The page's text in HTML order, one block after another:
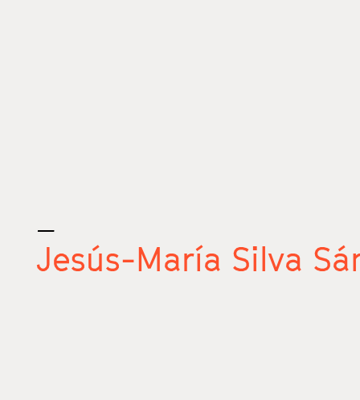
_
Jesús-María Silva